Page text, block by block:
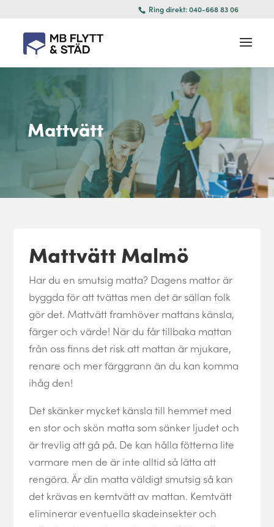
Ring direkt: 040-668 83 06
Mattvätt
Mattvätt Malmö
Har du en smutsig matta? Dagens mattor är
byggda för att tvättas men det är sällan folk
gör det. Mattvätt framhöver mattans känsla,
färger och värde! När du får tillbaka mattan
från oss finns det risk att mattan är mjukare,
renare och mer färggrann än du kan komma
ihåg den!
Det skänker mycket känsla till hemmet med
en stor och skön matta som sänker ljudet och
är trevlig att gå på. De kan hålla fötterna lite
varmare men de är inte alltid så lätta att
rengöra. Är din matta väldigt smutsig så kan
det krävas en kemtvätt av mattan. Kemtvätt
eliminerar eventuella skadeinsekter och